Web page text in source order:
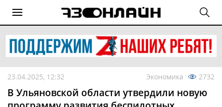
23.04.2025, 12:32 Экономика 2732
В Ульяновской области утвердили новую